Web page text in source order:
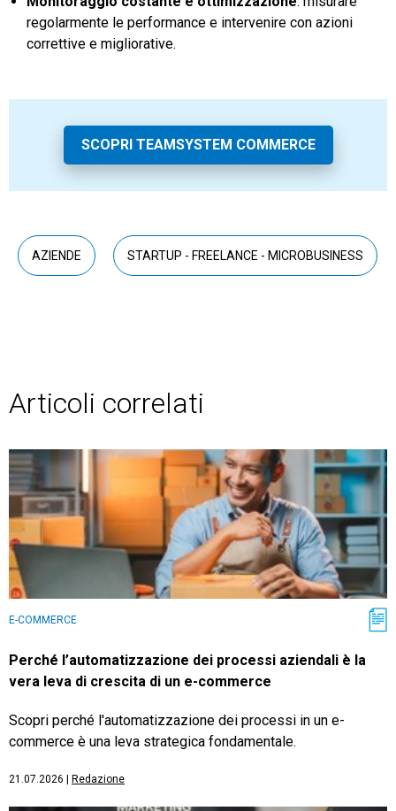
regolarmente le performance e intervenire con azioni
correttive e migliorative.
SCOPRI TEAMSYSTEM COMMERCE
AZIENDE STARTUP - FREELANCE - MICROBUSINESS
Articoli correlati
E-COMMERCE
Perché l’automatizzazione dei processi aziendali è la
vera leva di crescita di un e-commerce
Scopri perché l'automatizzazione dei processi in un e-
commerce è una leva strategica fondamentale.
21.07.2026 Redazione